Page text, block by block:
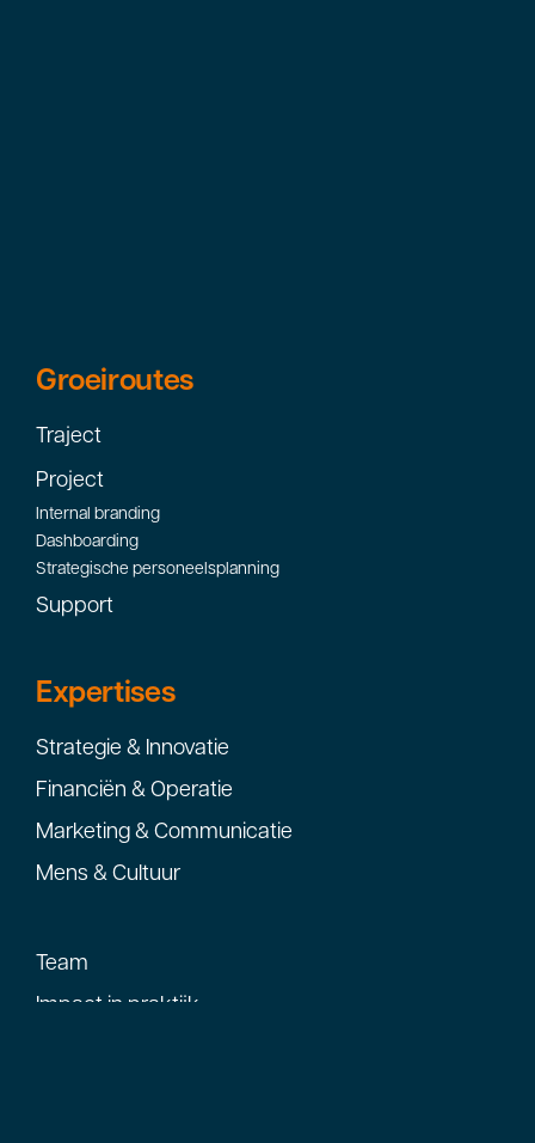
Groeiroutes
Traject
Project
Internal branding
Dashboarding
Strategische personeelsplanning
Support
Expertises
Strategie & Innovatie
Financiën & Operatie
Marketing & Communicatie
Mens & Cultuur
Team
Impact in praktijk